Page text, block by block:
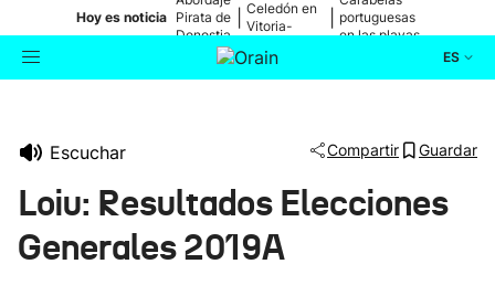
Hoy es noticia Pirata de
Donostia
Celedón en
Vitoria-
portuguesas
en las playas
ES
Cultura
Escuchar Compartir Guardar
Loiu: Resultados Elecciones
Generales 2019A